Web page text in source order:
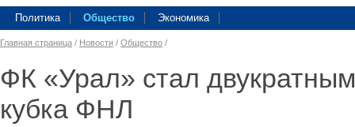
Политика Общество Экономика
Главная страница / Новости / Общество /
ФК «Урал» стал
кубка ФНЛ